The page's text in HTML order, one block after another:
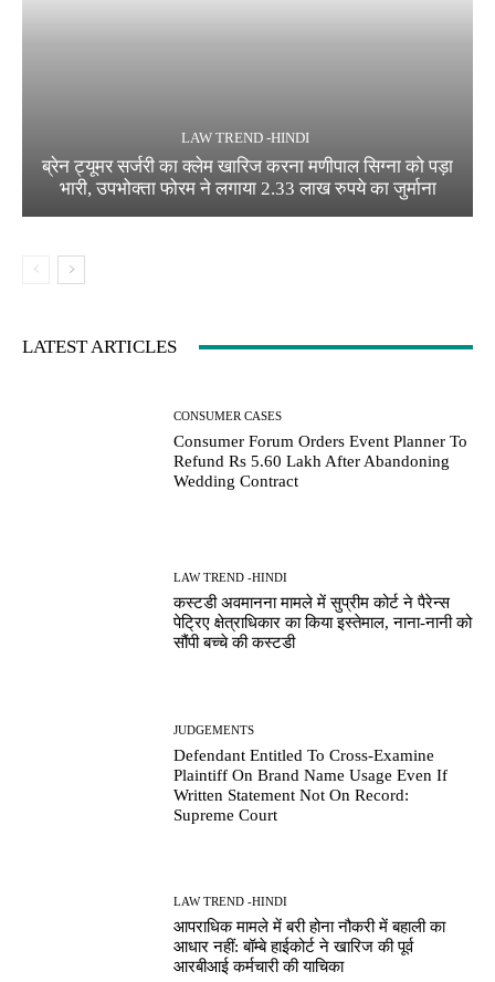
LAW TREND -HINDI
ब्रेन ट्यूमर सर्जरी का क्लेम खारिज करना मणीपाल सिग्ना को पड़ा
भारी, उपभोक्ता फोरम ने लगाया 2.33 लाख रुपये का जुर्माना
LATEST ARTICLES
CONSUMER CASES
Consumer Forum Orders Event Planner To
Refund Rs 5.60 Lakh After Abandoning
Wedding Contract
LAW TREND -HINDI
कस्टडी अवमानना मामले में सुप्रीम कोर्ट ने पैरेन्स
पेट्रिए क्षेत्राधिकार का किया इस्तेमाल, नाना-नानी को
सौंपी बच्चे की कस्टडी
JUDGEMENTS
Defendant Entitled To Cross-Examine
Plaintiff On Brand Name Usage Even If
Written Statement Not On Record:
Supreme Court
LAW TREND -HINDI
आपराधिक मामले में बरी होना नौकरी में बहाली का
आधार नहीं: बॉम्बे हाईकोर्ट ने खारिज की पूर्व
आरबीआई कर्मचारी की याचिका